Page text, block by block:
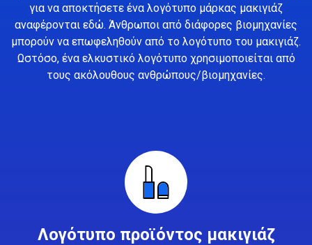
για να αποκτήσετε ένα λογότυπο μάρκας μακιγιάζ
αναφέρονται εδώ. Άνθρωποι από διάφορες βιομηχανίες
μπορούν να επωφεληθούν από το λογότυπο του μακιγιάζ.
Ωστόσο, ένα ελκυστικό λογότυπο χρησιμοποιείται από
τους ακόλουθους ανθρώπους/βιομηχανίες.
Λογότυπο προϊόντος μακιγιάζ